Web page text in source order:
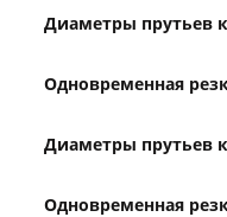
Диаметры прутьев
Одновременная
Диаметры прутьев
Одновременная